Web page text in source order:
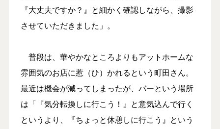
『大丈夫ですか？』と細かく確認しながら、撮影
させていただきました」。
普段は、華やかなところよりもアットホームな
雰囲気のお店に惹（ひ）かれるという町田さん。
最近は機会が減ってしまったが、バーという場所
は「『気分転換しに行こう！』と意気込んで行く
というより、『ちょっと休憩しに行こう』という